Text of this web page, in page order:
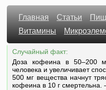
Главная Статьи
Витамины
Случайный факт:
Доза кофеина в 50–200
человека и увеличивает
500 мг вещества начнут
кофеина в 10 г смертельна.